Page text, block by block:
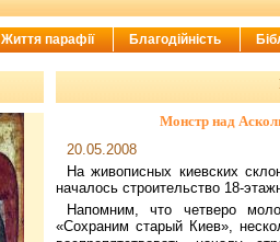
Монстр над
20.05.2008
На живописных киевских
началось строительство 18-
Напомним, что четверо
«Сохраним старый Киев»,
Життя парафії Благодійність